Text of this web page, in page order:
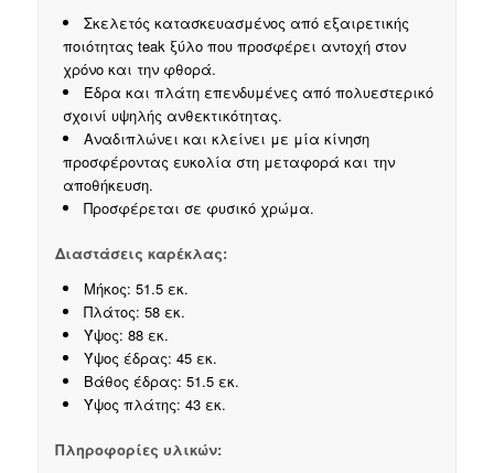
Σκελετός κατασκευασμένος από εξαιρετικής
ποιότητας teak ξύλο που προσφέρει αντοχή στον
χρόνο και την φθορά.
Έδρα και πλάτη επενδυμένες από πολυεστερικό
σχοινί υψηλής ανθεκτικότητας.
Αναδιπλώνει και κλείνει με μία κίνηση
προσφέροντας ευκολία στη μεταφορά και την
αποθήκευση.
Προσφέρεται σε φυσικό χρώμα.
Διαστάσεις καρέκλας:
Μήκος: 51.5 εκ.
Πλάτος: 58 εκ.
Ύψος: 88 εκ.
Ύψος έδρας: 45 εκ.
Βάθος έδρας: 51.5 εκ.
Ύψος πλάτης: 43 εκ.
Πληροφορίες υλικών: